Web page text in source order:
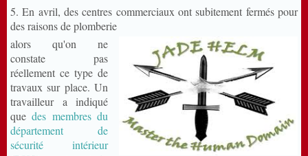
5. En avril, des centres commerciaux ont subitement fermés pour
des raisons de plomberie
alors qu'on ne
constate pas
réellement ce type de
travaux sur place. Un
travailleur a indiqué
quedes membres du
département de
sécurité intérieur